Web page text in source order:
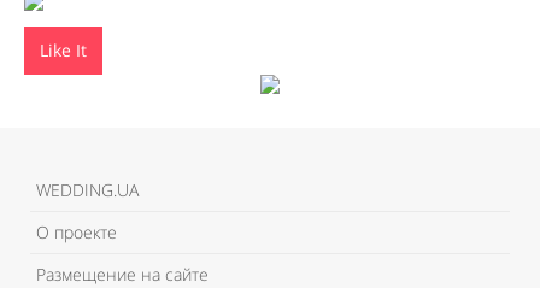
Like It
WEDDING.UA
О проекте
Размещение на сайте